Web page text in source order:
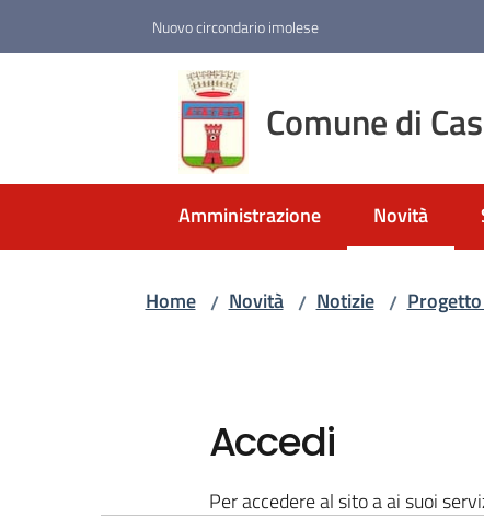
Nuovo circondario imolese
Comune di
Amministrazione Novità
Menu
Home / Novità / Notizie /
Accedi
Per accedere al sito a ai suoi